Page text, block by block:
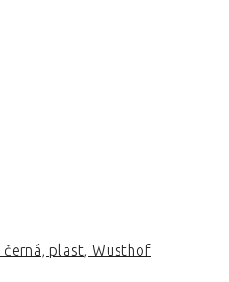
černá, plast, Wüsthof